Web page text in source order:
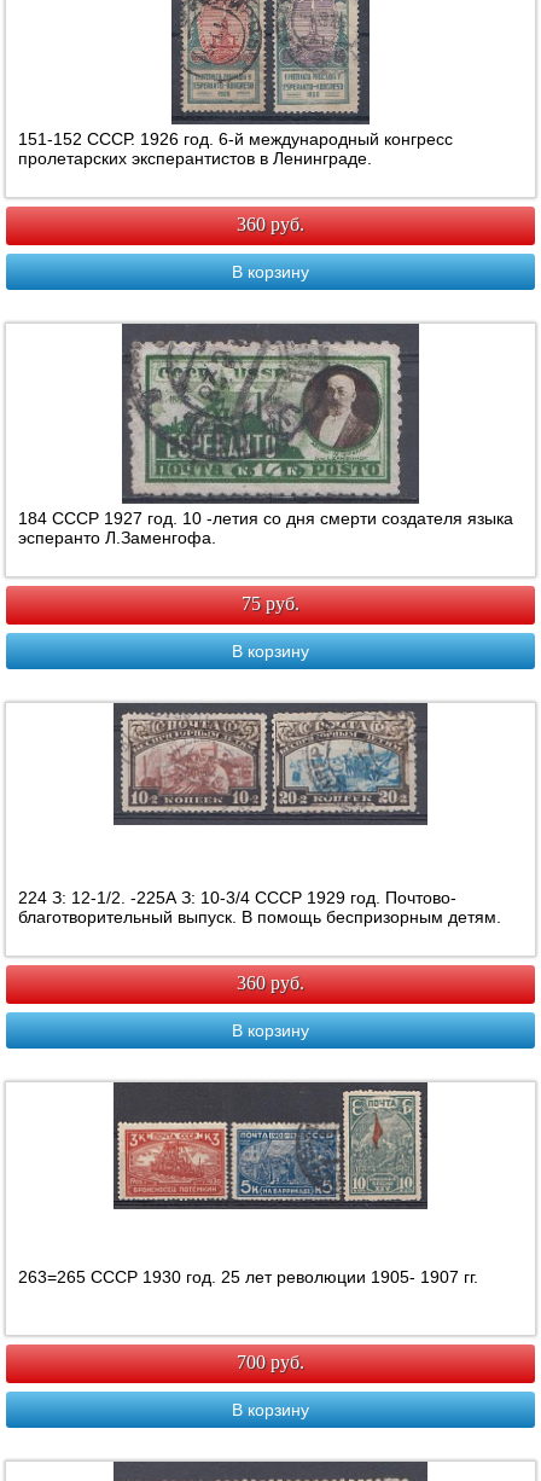
151-152 СССР. 1926 год. 6-й международный конгресс
пролетарских эксперантистов в Ленинграде.
360 руб.
В корзину
184 СССР 1927 год. 10 -летия со дня смерти создателя языка
эсперанто Л.Заменгофа.
75 руб.
В корзину
224 З: 12-1/2. -225А З: 10-3/4 СССР 1929 год. Почтово-
благотворительный выпуск. В помощь беспризорным детям.
360 руб.
В корзину
263=265 СССР 1930 год. 25 лет революции 1905- 1907 гг.
700 руб.
В корзину